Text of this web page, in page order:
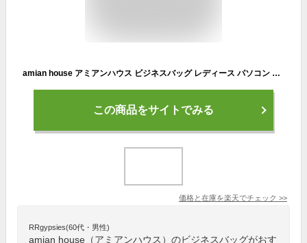
amian house アミアンハウス ビジネスバッグ レディース パソコン 入る バッグ A4 B4 通勤バッグ ートバック 面接 ファスナー キャリーオン ショルダーバッグ 多機能 ハンドバッグ 営業員 通勤 肩掛 送料無料 自立 あす楽 生保 出張 大容量 軽い ファスナー 底鋲 名入れ 母
この商品をサイトでみる
価格と在庫を楽天でチェック >>
RRgypsies(60代・男性)
amian house（アミアンハウス）のビジネスバッグがおす